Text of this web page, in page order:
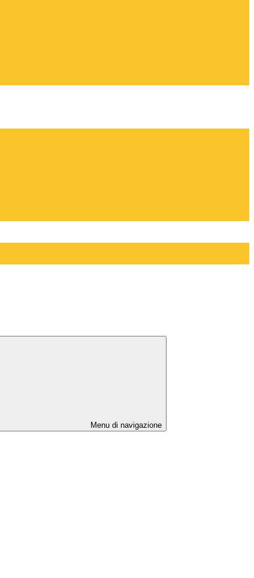
Menu di navigazione